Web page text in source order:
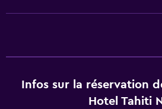
Accessible par ascenseur
Étages supérieurs accessibles par
Infos sur la réservation
Hotel Tahiti